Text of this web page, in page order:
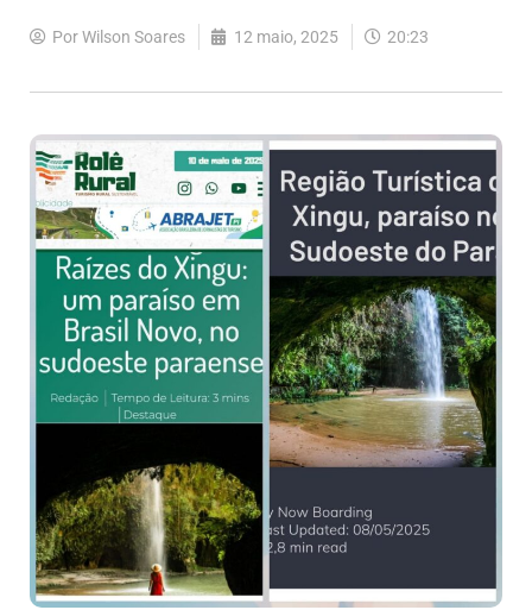
PorWilson Soares 12 maio, 2025 20:23